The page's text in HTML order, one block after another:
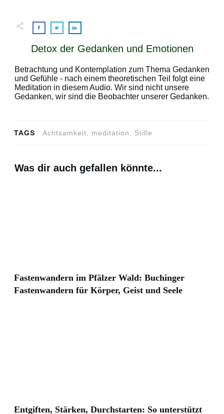
Detox der Gedanken und Emotionen
Betrachtung und Kontemplation zum Thema Gedanken
und Gefühle - nach einem theoretischen Teil folgt eine
Meditation in diesem Audio. Wir sind nicht unsere
Gedanken, wir sind die Beobachter unserer Gedanken.
TAGS Achtsamkeit, meditation, Stille
Was dir auch gefallen könnte...
Fastenwandern im Pfälzer Wald: Buchinger
Fastenwandern für Körper, Geist und Seele
Entgiften, Stärken, Durchstarten: So unterstützt